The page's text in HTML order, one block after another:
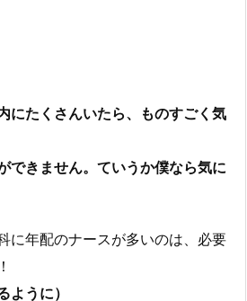
にたくさんいたら、ものすごく気
できません。ていうか僕なら気に
に年配のナースが多いのは、必要
ように）